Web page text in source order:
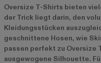
Oversize T-Shirts bieten
der Trick liegt darin, den
Kleidungsstücken
geschnittene Hosen, wie
passen perfekt zu Oversize
ausgewogene Silhouette.